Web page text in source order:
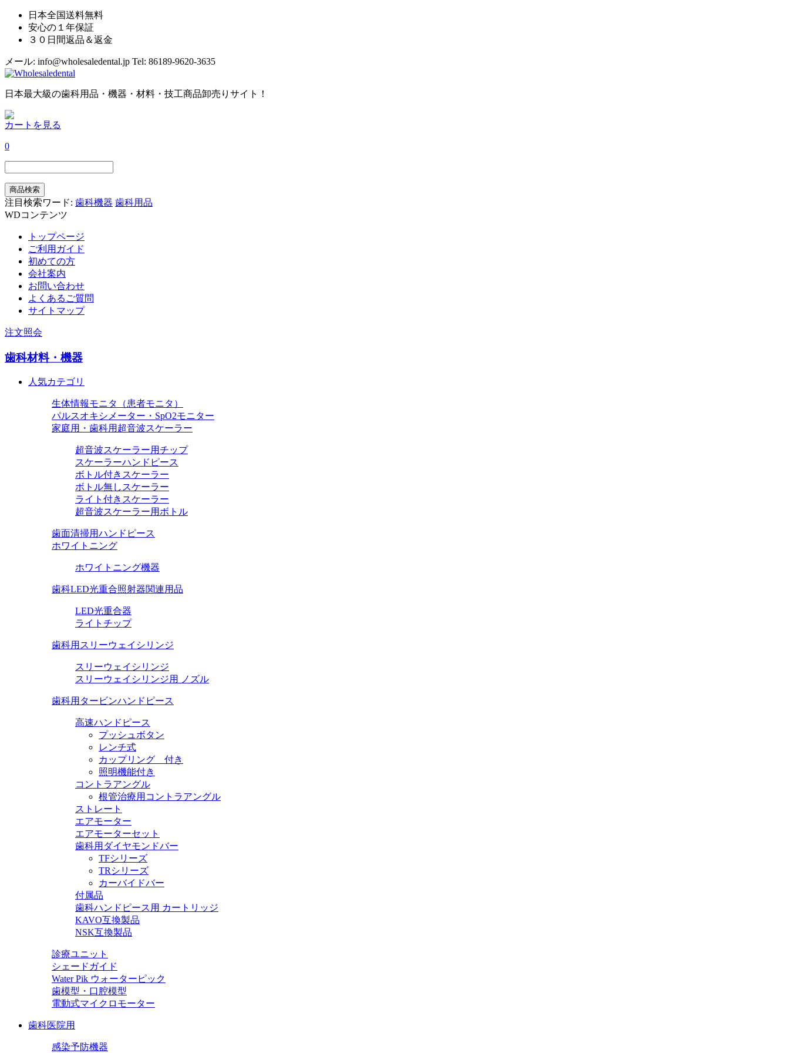
日本全国送料無料
安心の１年保証
３０日間返品＆返金
メール: info@wholesaledental.jp Tel: 86189-9620-3635
日本最大級の歯科用品・機器・材料・技工商品卸売りサイト！
カートを見る
0
注目検索ワード: 歯科機器 歯科用品
WDコンテンツ
トップページ
ご利用ガイド
初めての方
会社案内
お問い合わせ
よくあるご質問
サイトマップ
注文照会
歯科材料・機器
人気カテゴリ
生体情報モニタ（患者モニタ）
パルスオキシメーター・SpO2モニター
家庭用・歯科用超音波スケーラー
超音波スケーラー用チップ
スケーラーハンドピース
ボトル付きスケーラー
ボトル無しスケーラー
ライト付きスケーラー
超音波スケーラー用ボトル
歯面清掃用ハンドピース
ホワイトニング
ホワイトニング機器
歯科LED光重合照射器関連用品
LED光重合器
ライトチップ
歯科用スリーウェイシリンジ
スリーウェイシリンジ
スリーウェイシリンジ用 ノズル
歯科用タービンハンドピース
高速ハンドピース
プッシュボタン
レンチ式
カップリング 付き
照明機能付き
コントラアングル
根管治療用コントラアングル
ストレート
エアモーター
エアモーターセット
歯科用ダイヤモンドバー
TFシリーズ
TRシリーズ
カーバイドバー
付属品
歯科ハンドピース用 カートリッジ
KAVO互換製品
NSK互換製品
診療ユニット
シェードガイド
Water Pik ウォーターピック
歯模型・口腔模型
電動式マイクロモーター
歯科医院用
感染予防機器